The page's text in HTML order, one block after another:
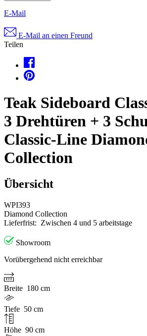
E-Mail
E-Mail an einen Freund
Teilen
Teak Sideboard
3 Drehtüren + 3
Classic-Line
Collection
Übersicht
WPI393
Diamond Collection
Lieferfrist: Zwischen 4 und 5 arbeitstage
Showroom
Vorübergehend nicht erreichbar
Breite 180 cm
Tiefe 50 cm
Höhe 90 cm